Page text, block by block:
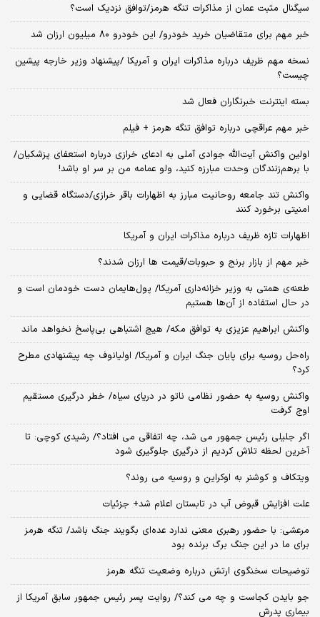
سیگنال‌ مثبت عمان از مذاکرات تنگه هرمز/توافق نزدیک است؟
خبر مهم برای متقاضیان خرید خودرو/ این خودرو ۸۰ میلیون ارزان شد
نسخه‌ مهم ظریف درباره مذاکرات ایران و آمریکا /پیشنهاد وزیر خارجه پیشین
چیست؟
بسته اینترنت خبرنگاران فعال شد
خبر مهم عراقچی درباره توافق تنگه هرمز + فیلم
اولین واکنش آیت‌الله جوادی آملی به ادعای خرازی درباره استعفای پزشکیان/
با برهم‌زنندگان وحدت مبارزه کنید، ولو عمامه من بر سر او باشد!
واکنش تند جامعه روحانیت مبارز به اظهارات باقر خرازی/دستگاه قضایی و
امنیتی برخورد کنند
اظهارات تازه ظریف درباره مذاکرات ایران و آمریکا
خبر مهم از بازار برنج و حبوبات/قیمت ها ارزان شدند؟
طعنه‌ی‌ همتی به وزیر خزانه‌داری آمریکا/ پول‌هایمان دست خودمان است و
در حال استفاده از آن‌ها هستیم
واکنش ابراهیم عزیزی به توافق مکه/ هیچ اشتباهی بی‌پاسخ نخواهد ماند
راه‌حل روسیه برای پایان جنگ ایران و آمریکا/ اولیانوف چه پیشنهادی مطرح
کرد؟
واکنش روسیه به حضور نظامی ناتو در دریای سیاه/ خطر درگیری مستقیم
اوج گرفت
اگر جلیلی رئیس جمهور می شد، چه اتفاقی می افتاد؟/ رشیدی کوچی: تا
آخرین لحظه تلاش کردیم از درگیری جلوگیری شود
ویتکاف و کوشنر به اوکراین و روسیه می روند؟
علت افزایش قبوض آب در تابستان اعلام شد+ جزئیات
مرعشی: با حضور رهبری معنی ندارد عده‌ای بگویند جنگ باشد/ تنگه هرمز
برای ما در این جنگ برگ برنده بود
توضیحات سخنگوی ارتش درباره وضعیت تنگه هرمز
جو بایدن کجاست و چه می کند؟/ روایت پسر رئیس جمهور سابق آمریکا از
بیماری پدرش